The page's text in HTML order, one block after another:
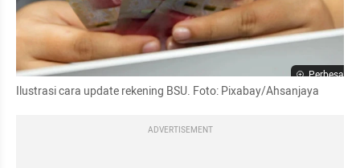
Perbesar
Ilustrasi cara update rekening BSU. Foto: Pixabay/Ahsanjaya
ADVERTISEMENT